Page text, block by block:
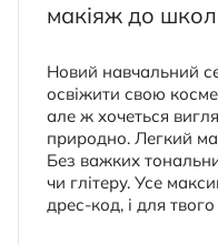
макіяж до
Новий навчальний
освіжити свою
але ж хочеться
природно. Легкий
Без важких
чи глітеру. Усе
дрес-код, і для